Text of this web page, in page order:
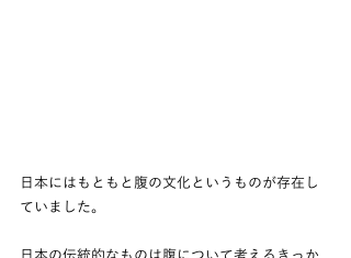
日本にはもともと腹の文化というものが存在し
ていました。